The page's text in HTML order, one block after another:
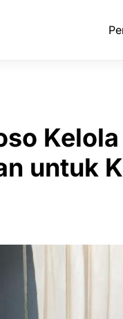
Kelola
untuk